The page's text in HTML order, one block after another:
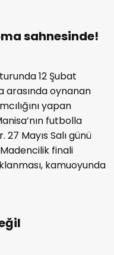
sahnesinde!
12 Şubat
arasında oynanan
yapan
futbolla
Mayıs Salı günü
finali
kamuoyunda